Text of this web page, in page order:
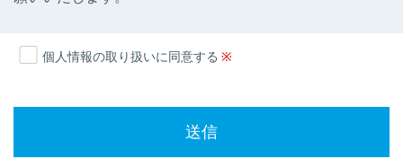
個人情報の取り扱いに同意する